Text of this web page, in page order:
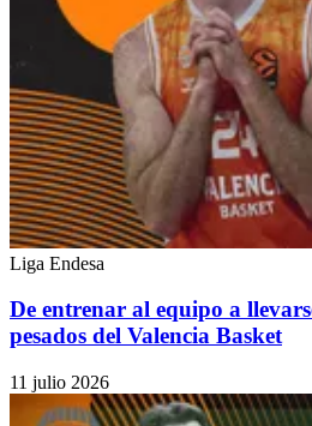
Liga Endesa
De entrenar al equipo a
pesados del Valencia Basket
11 julio 2026